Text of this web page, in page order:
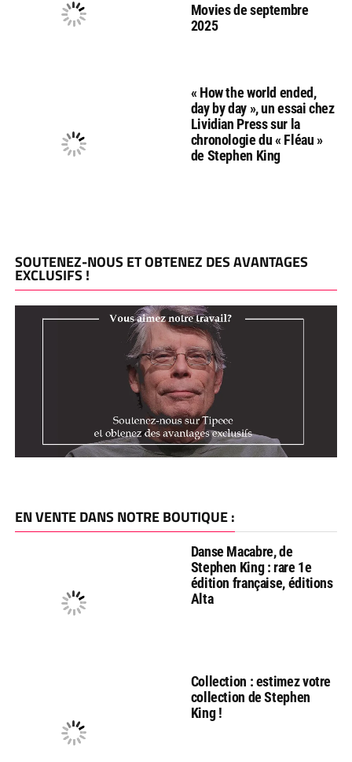
Movies de septembre
2025
« How the world ended,
day by day », un essai chez
Lividian Press sur la
chronologie du « Fléau »
de Stephen King
SOUTENEZ-NOUS ET OBTENEZ DES AVANTAGES
EXCLUSIFS !
EN VENTE DANS NOTRE BOUTIQUE :
Danse Macabre, de
Stephen King : rare 1e
édition française, éditions
Alta
Collection : estimez votre
collection de Stephen
King !